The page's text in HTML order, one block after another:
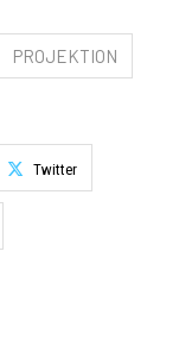
PROJEKTION
Twitter